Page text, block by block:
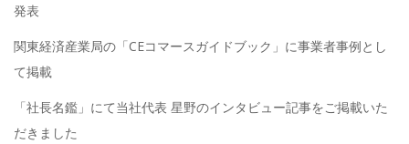
発表
関東経済産業局の「CEコマースガイドブック」に事業者事例とし
て掲載
「社長名鑑」にて当社代表 星野のインタビュー記事をご掲載いた
だきました